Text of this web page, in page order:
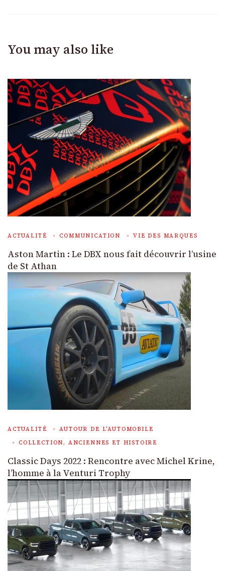
You may also like
ACTUALITÉ COMMUNICATION VIE DES MARQUES
Aston Martin : Le DBX nous fait découvrir l’usine
de St Athan
ACTUALITÉ
AUTOUR DE L'AUTOMOBILE
COLLECTION, ANCIENNES ET HISTOIRE
Classic Days 2022 : Rencontre avec Michel Krine,
l’homme à la Venturi Trophy